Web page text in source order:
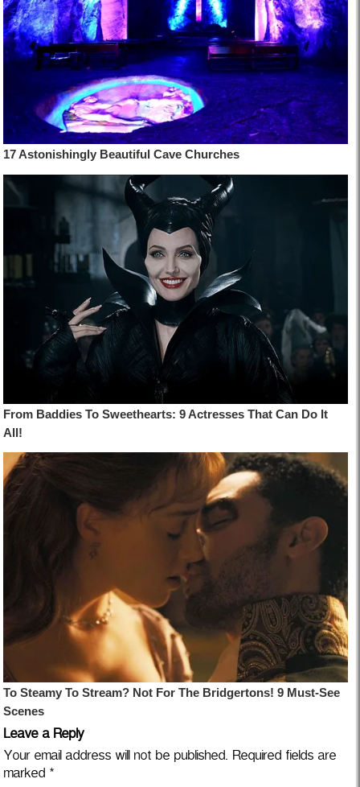
Leave a Reply
Your email address will not be published. Required fields are
marked *